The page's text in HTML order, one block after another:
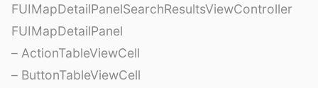
FUIMapDetailPanelSearchResultsViewController
FUIMapDetailPanel
– ActionTableViewCell
– ButtonTableViewCell